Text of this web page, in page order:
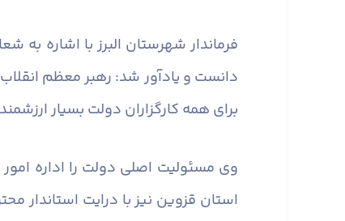
دانست و یادآور شد: رهبر معظم
برای همه کارگزاران دولت بسیار
وی مسئولیت اصلی دولت را اداره
استان قزوین نیز با درایت استاندار